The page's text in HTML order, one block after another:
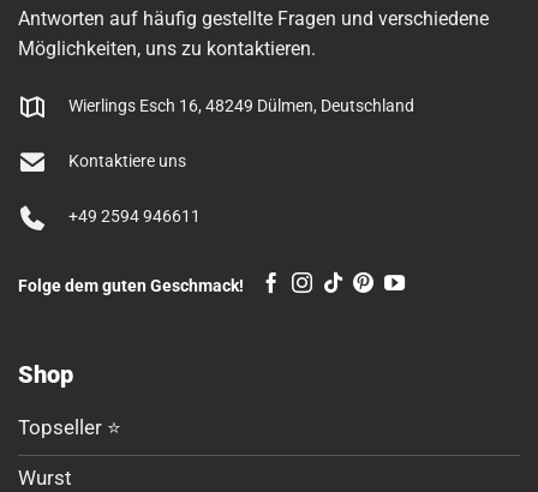
Antworten auf häufig gestellte Fragen und verschiedene
Möglichkeiten, uns zu kontaktieren.
Wierlings Esch 16, 48249 Dülmen, Deutschland
Kontaktiere uns
+49 2594 946611
Folge dem guten Geschmack!
Shop
Topseller ⭐
Wurst